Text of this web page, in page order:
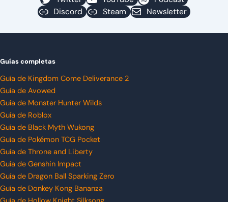
Discord
Steam Newsletter
Guías completas
Guía de Kingdom Come Deliverance 2
Guía de Avowed
Guía de Monster Hunter Wilds
Guía de Roblox
Guía de Black Myth Wukong
Guía de Pokémon TCG Pocket
Guía de Throne and Liberty
Guía de Genshin Impact
Guía de Dragon Ball Sparking Zero
Guía de Donkey Kong Bananza